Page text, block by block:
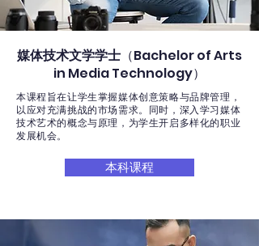
媒体技术文学学士 （Bachelor of Arts
in Media Technology）
本课程旨在让学生掌握媒体创意策略与品牌管理，
以应对充满挑战的市场需求。同时，深入学习媒体
技术艺术的概念与原理，为学生开启多样化的职业
发展机会。
本科课程